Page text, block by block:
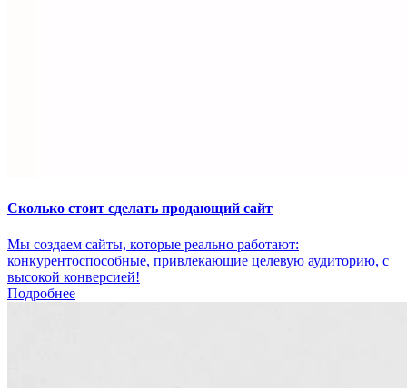
Сколько стоит сделать продающий сайт
Мы создаем сайты, которые реально работают:
конкурентоспособные, привлекающие целевую аудиторию, с
высокой конверсией!
Подробнее